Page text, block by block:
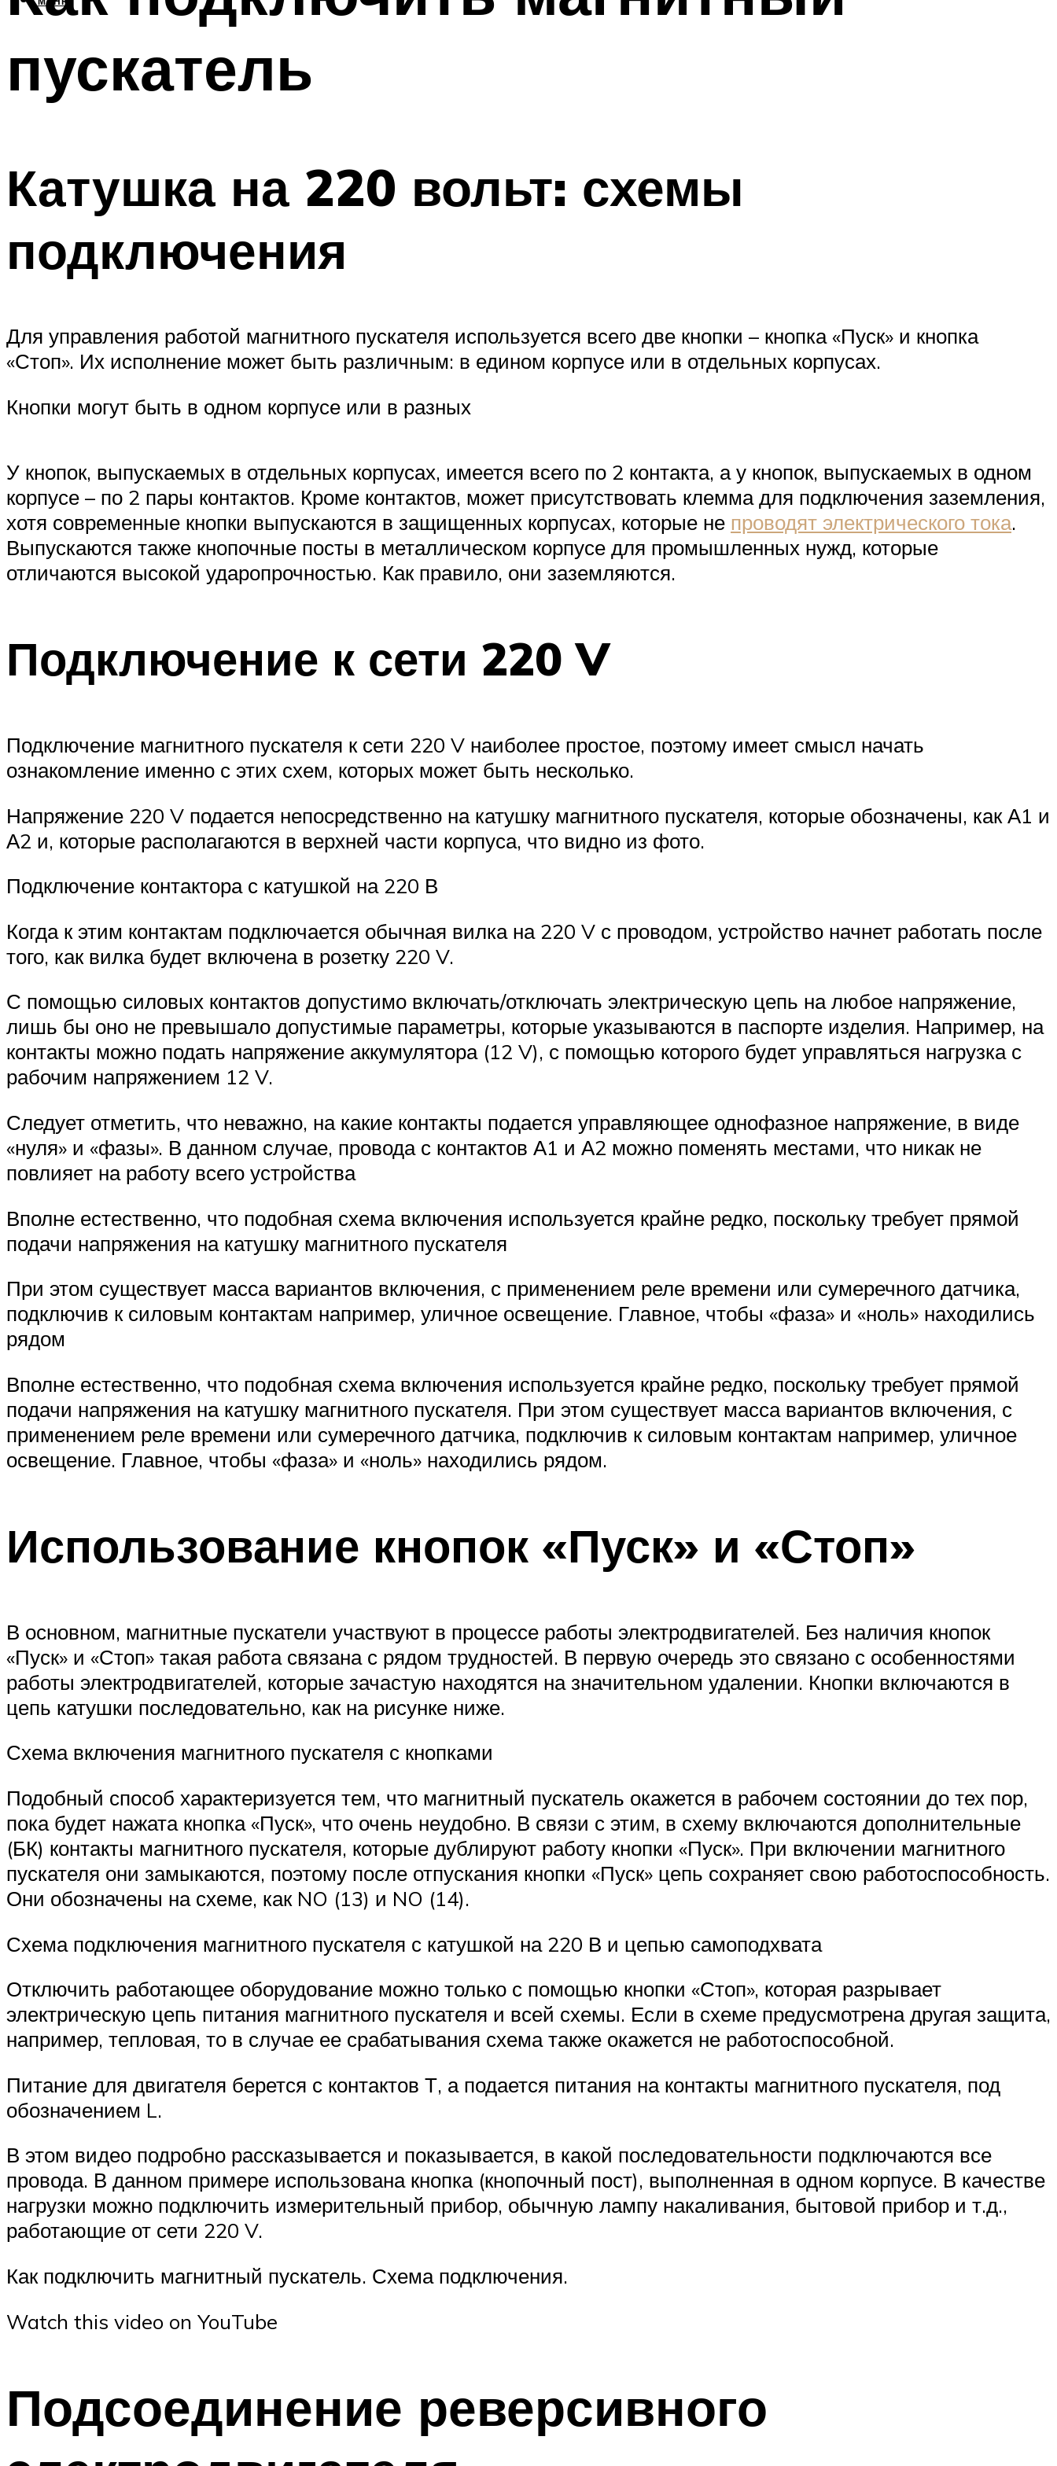
пускатель
Катушка на 220 вольт: схемы
подключения
Для управления работой магнитного пускателя используется всего две кнопки – кнопка «Пуск» и кнопка
«Стоп». Их исполнение может быть различным: в едином корпусе или в отдельных корпусах.
Кнопки могут быть в одном корпусе или в разных
У кнопок, выпускаемых в отдельных корпусах, имеется всего по 2 контакта, а у кнопок, выпускаемых в одном
корпусе – по 2 пары контактов. Кроме контактов, может присутствовать клемма для подключения заземления,
хотя современные кнопки выпускаются в защищенных корпусах, которые не проводят электрического тока.
Выпускаются также кнопочные посты в металлическом корпусе для промышленных нужд, которые
отличаются высокой ударопрочностью. Как правило, они заземляются.
Подключение к сети 220 V
Подключение магнитного пускателя к сети 220 V наиболее простое, поэтому имеет смысл начать
ознакомление именно с этих схем, которых может быть несколько.
Напряжение 220 V подается непосредственно на катушку магнитного пускателя, которые обозначены, как А1 и
А2 и, которые располагаются в верхней части корпуса, что видно из фото.
Подключение контактора с катушкой на 220 В
Когда к этим контактам подключается обычная вилка на 220 V с проводом, устройство начнет работать после
того, как вилка будет включена в розетку 220 V.
С помощью силовых контактов допустимо включать/отключать электрическую цепь на любое напряжение,
лишь бы оно не превышало допустимые параметры, которые указываются в паспорте изделия. Например, на
контакты можно подать напряжение аккумулятора (12 V), с помощью которого будет управляться нагрузка с
рабочим напряжением 12 V.
Следует отметить, что неважно, на какие контакты подается управляющее однофазное напряжение, в виде
«нуля» и «фазы». В данном случае, провода с контактов А1 и А2 можно поменять местами, что никак не
повлияет на работу всего устройства
Вполне естественно, что подобная схема включения используется крайне редко, поскольку требует прямой
подачи напряжения на катушку магнитного пускателя
При этом существует масса вариантов включения, с применением реле времени или сумеречного датчика,
подключив к силовым контактам например, уличное освещение. Главное, чтобы «фаза» и «ноль» находились
рядом
Вполне естественно, что подобная схема включения используется крайне редко, поскольку требует прямой
подачи напряжения на катушку магнитного пускателя. При этом существует масса вариантов включения, с
применением реле времени или сумеречного датчика, подключив к силовым контактам например, уличное
освещение. Главное, чтобы «фаза» и «ноль» находились рядом.
Использование кнопок «Пуск» и «Стоп»
В основном, магнитные пускатели участвуют в процессе работы электродвигателей. Без наличия кнопок
«Пуск» и «Стоп» такая работа связана с рядом трудностей. В первую очередь это связано с особенностями
работы электродвигателей, которые зачастую находятся на значительном удалении. Кнопки включаются в
цепь катушки последовательно, как на рисунке ниже.
Схема включения магнитного пускателя с кнопками
Подобный способ характеризуется тем, что магнитный пускатель окажется в рабочем состоянии до тех пор,
пока будет нажата кнопка «Пуск», что очень неудобно. В связи с этим, в схему включаются дополнительные
(БК) контакты магнитного пускателя, которые дублируют работу кнопки «Пуск». При включении магнитного
пускателя они замыкаются, поэтому после отпускания кнопки «Пуск» цепь сохраняет свою работоспособность.
Они обозначены на схеме, как NO (13) и NO (14).
Схема подключения магнитного пускателя с катушкой на 220 В и цепью самоподхвата
Отключить работающее оборудование можно только с помощью кнопки «Стоп», которая разрывает
электрическую цепь питания магнитного пускателя и всей схемы. Если в схеме предусмотрена другая защита,
например, тепловая, то в случае ее срабатывания схема также окажется не работоспособной.
Питание для двигателя берется с контактов Т, а подается питания на контакты магнитного пускателя, под
обозначением L.
В этом видео подробно рассказывается и показывается, в какой последовательности подключаются все
провода. В данном примере использована кнопка (кнопочный пост), выполненная в одном корпусе. В качестве
нагрузки можно подключить измерительный прибор, обычную лампу накаливания, бытовой прибор и т.д.,
работающие от сети 220 V.
Как подключить магнитный пускатель. Схема подключения.
Watch this video on YouTube
Подсоединение реверсивного